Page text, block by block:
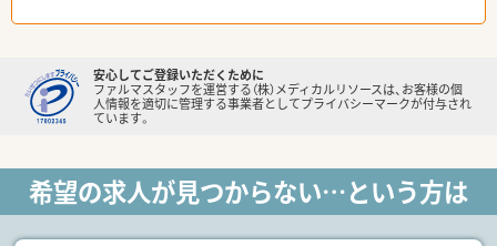
安心してご登録いただくために
ファルマスタッフを運営する（株）メディカルリソースは、お客様の個
人情報を適切に管理する事業者としてプライバシーマークが付与され
ています。
希望の求人が見つからない…という方は